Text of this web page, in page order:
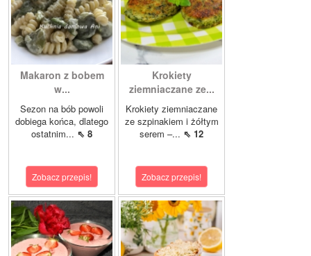
Makaron z bobem
w...
Sezon na bób powoli
dobiega końca, dlatego
ostatnim... ⇖ 8
Zobacz przepis!
Krokiety
ziemniaczane ze...
Krokiety ziemniaczane
ze szpinakiem i żółtym
serem –... ⇖ 12
Zobacz przepis!